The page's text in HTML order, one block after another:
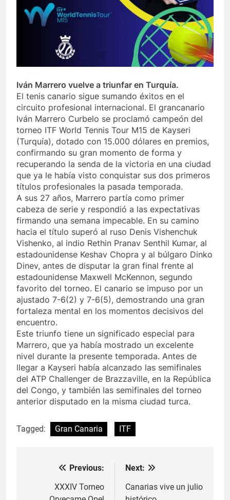
Iván Marrero vuelve a triunfar en Turquía.
El tenis canario sigue sumando éxitos en el
circuito profesional internacional. El grancanario
Iván Marrero Curbelo se proclamó campeón del
torneo ITF World Tennis Tour M15 de Kayseri
(Turquía), dotado con 15.000 dólares en premios,
confirmando su gran momento de forma y
recuperando la senda de la victoria en una ciudad
que ya le había visto conquistar sus dos primeros
títulos profesionales la pasada temporada.
A sus 27 años, Marrero partía como primer
cabeza de serie y respondió a las expectativas
firmando una semana impecable. En su camino
hacia el título superó al ruso Denis Vishenchuk
Vishenko, al indio Rethin Pranav Senthil Kumar, al
estadounidense Keshav Chopra y al búlgaro Dinko
Dinev, antes de disputar la gran final frente al
estadounidense Maxwell McKennon, segundo
favorito del torneo. El canario se impuso por un
ajustado 7-6(2) y 7-6(5), demostrando una gran
fortaleza mental en los momentos decisivos del
encuentro.
Este triunfo tiene un significado especial para
Marrero, que ya había mostrado un excelente
nivel durante la presente temporada. Antes de
llegar a Kayseri había alcanzado las semifinales
del ATP Challenger de Brazzaville, en la República
del Congo, y también las semifinales del torneo
anterior disputado en la misma ciudad turca.
Tagged: Gran Canaria ITF
Navegación
Previous:
XXXIV Torneo
Next:
Canarias vive un julio